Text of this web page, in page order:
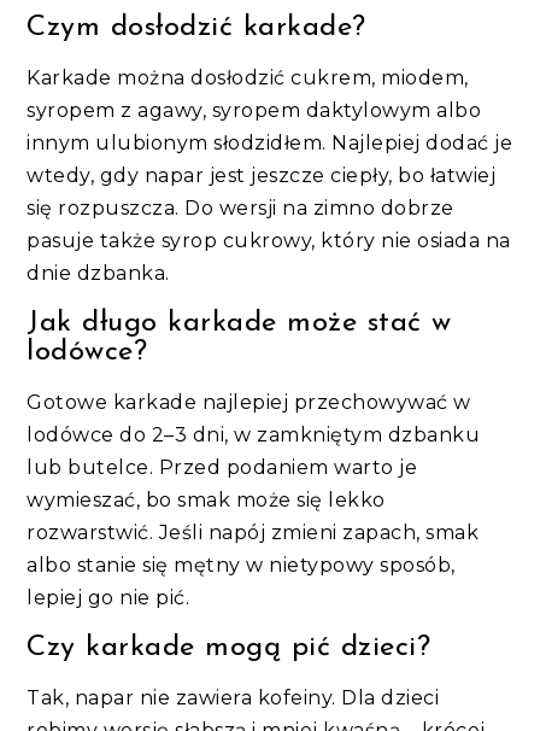
Czym dosłodzić karkade?
Karkade można dosłodzić cukrem, miodem,
syropem z agawy, syropem daktylowym albo
innym ulubionym słodzidłem. Najlepiej dodać je
wtedy, gdy napar jest jeszcze ciepły, bo łatwiej
się rozpuszcza. Do wersji na zimno dobrze
pasuje także syrop cukrowy, który nie osiada na
dnie dzbanka.
Jak długo karkade może stać w
lodówce?
Gotowe karkade najlepiej przechowywać w
lodówce do 2–3 dni, w zamkniętym dzbanku
lub butelce. Przed podaniem warto je
wymieszać, bo smak może się lekko
rozwarstwić. Jeśli napój zmieni zapach, smak
albo stanie się mętny w nietypowy sposób,
lepiej go nie pić.
Czy karkade mogą pić dzieci?
Tak, napar nie zawiera kofeiny. Dla dzieci